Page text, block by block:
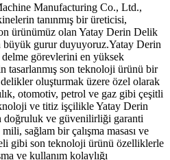
Manufacturing Co., Ltd.,
tanınmış bir üreticisi,
ürünümüz olan Yatay Derin Delik
büyük gurur duyuyoruz.Yatay Derin
görevlerini en yüksek
tasarlanmış son teknoloji ürünü bir
oluşturmak üzere özel olarak
otomotiv, petrol ve gaz gibi çeşitli
ve titiz işçilikle Yatay Derin
ve güvenilirliği garanti
sağlam bir çalışma masası ve
gibi son teknoloji ürünü özelliklerle
ve kullanım kolaylığı